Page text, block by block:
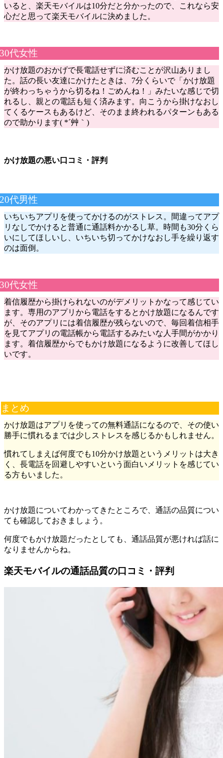
いると、楽天モバイルは10分だと分かったので、これなら安
心だと思って楽天モバイルに決めました。
30代女性
かけ放題のおかげで長電話せずに済むことが沢山ありまし
た。話の長い友達にかけたときは、7分くらいで「かけ放題
が終わっちゃうから切るね！ごめんね！」みたいな感じで切
れるし、親との電話も短く済みます。向こうから掛けなおし
てくるケースもあるけど、そのまま終われるパターンもある
ので助かります( *´艸｀)
かけ放題の悪い口コミ・評判
20代男性
いちいちアプリを使ってかけるのがストレス。間違ってアプ
リなしでかけると普通に通話料かかるし草。時間も30分くら
いにしてほしいし、いちいち切ってかけなおし手を繰り返す
のは面倒。
30代女性
着信履歴から掛けられないのがデメリットかなって感じてい
ます。専用のアプリから電話をするとかけ放題になるんです
が、そのアプリには着信履歴が残らないので、毎回着信相手
を見てアプリの電話帳から電話するみたいな人手間がかかり
ます。着信履歴からでもかけ放題になるように改善してほし
いです。
まとめ
かけ放題はアプリを使っての無料通話になるので、その使い
勝手に慣れるまでは少しストレスを感じるかもしれません。
慣れてしまえば何度でも10分かけ放題というメリットは大き
く、長電話を回避しやすいという面白いメリットを感じてい
る方もいました。
かけ放題についてわかってきたところで、通話の品質につい
ても確認しておきましょう。
何度でもかけ放題だったとしても、通話品質が悪ければ話に
なりませんからね。
楽天モバイルの通話品質の口コミ・評判